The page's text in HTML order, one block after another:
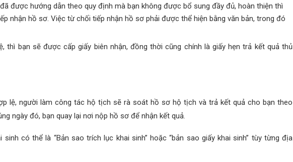
được hướng dẫn theo quy định mà bạn không được bổ sung đầy đủ, hoàn thiện thì
nhận hồ sơ. Việc từ chối tiếp nhận hồ sơ phải được thể hiện bằng văn bản, trong đó
thì bạn sẽ được cấp giấy biên nhận, đồng thời cũng chính là giấy hẹn trả kết quả thủ
lệ, người làm công tác hộ tịch sẽ rà soát hồ sơ hộ tịch và trả kết quả cho bạn theo
ngày đó, bạn quay lại nơi nộp hồ sơ để nhận kết quả.
sinh có thể là “Bản sao trích lục khai sinh” hoặc “bản sao giấy khai sinh” tùy từng địa